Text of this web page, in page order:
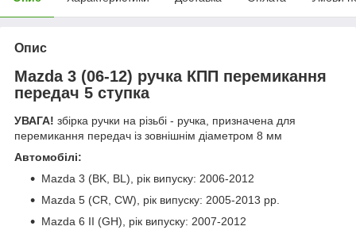
Опис
Mazda 3 (06-12) ручка КПП перемикання
передач 5 ступка
УВАГА! збірка ручки на різьбі - ручка, призначена для
перемикання передач із зовнішнім діаметром 8 мм
Автомобілі:
Mazda 3 (BK, BL), рік випуску: 2006-2012
Mazda 5 (CR, CW), рік випуску: 2005-2013 рр.
Mazda 6 II (GH), рік випуску: 2007-2012